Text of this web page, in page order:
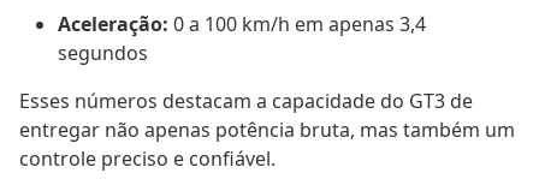
Aceleração: 0 a 100 km/h em apenas 3,4
segundos
Esses números destacam a capacidade do GT3 de
entregar não apenas potência bruta, mas também um
controle preciso e confiável.